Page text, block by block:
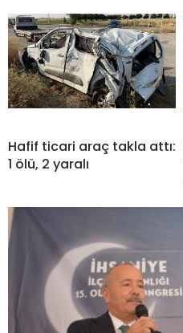
Hafif ticari araç takla attı:
1 ölü, 2 yaralı